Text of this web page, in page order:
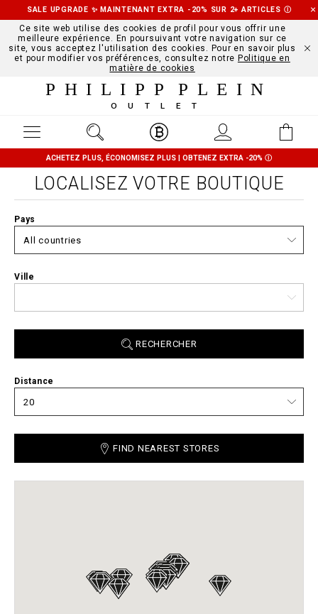
SALE UPGRADE ✨ MAINTENANT EXTRA -20% SUR 2+ ARTICLES Ⓘ
Ce site web utilise des cookies de profil pour vous offrir une
meilleure expérience. En poursuivant votre navigation sur ce
site, vous acceptez l'utilisation des cookies. Pour en savoir plus
et pour modifier vos préférences, consultez notre Politique en
matière de cookies
PHILIPP PLEIN
OUTLET
ACHETEZ PLUS, ÉCONOMISEZ PLUS | OBTENEZ EXTRA -20% Ⓘ
LOCALISEZ VOTRE BOUTIQUE
Pays
Ville
RECHERCHER
Distance
FIND NEAREST STORES